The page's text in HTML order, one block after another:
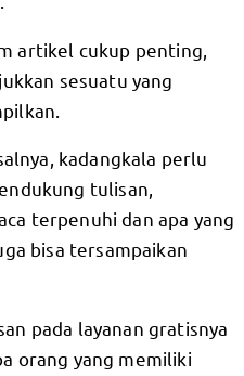
artikel cukup penting,
sesuatu yang
kadangkala perlu
tulisan,
terpenuhi dan apa yang
bisa tersampaikan
pada layanan gratisnya
orang yang memiliki